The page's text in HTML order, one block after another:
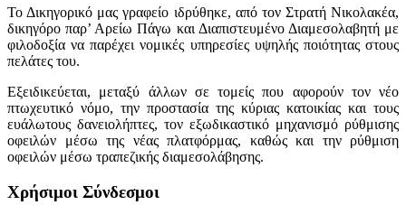
Το Δικηγορικό μας γραφείο ιδρύθηκε, από τον Στρατή Νικολακέα,
δικηγόρο παρ’ Αρείω Πάγω και Διαπιστευμένο Διαμεσολαβητή με
φιλοδοξία να παρέχει νομικές υπηρεσίες υψηλής ποιότητας στους
πελάτες του.
Εξειδικεύεται, μεταξύ άλλων σε τομείς που αφορούν τον νέο
πτωχευτικό νόμο, την προστασία της κύριας κατοικίας και τους
ευάλωτους δανειολήπτες, τον εξωδικαστικό μηχανισμό ρύθμισης
οφειλών μέσω της νέας πλατφόρμας, καθώς και την ρύθμιση
οφειλών μέσω τραπεζικής διαμεσολάβησης.
Χρήσιμοι Σύνδεσμοι